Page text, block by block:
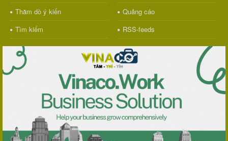
Thăm dò ý kiến
Quảng cáo
Tìm kiếm
RSS-feeds